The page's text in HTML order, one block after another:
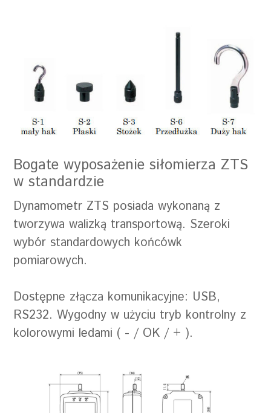
Bogate wyposażenie siłomierza ZTS
w standardzie
Dynamometr ZTS posiada wykonaną z
tworzywa walizką transportową. Szeroki
wybór standardowych końcówk
pomiarowych.
Dostępne złącza komunikacyjne: USB,
RS232. Wygodny w użyciu tryb kontrolny z
kolorowymi ledami ( - / OK / + ).